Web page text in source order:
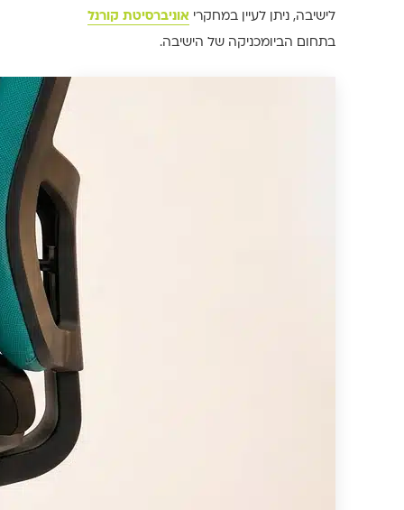
לישיבה, ניתן לעיין במחקרי אוניברסיטת קורנל
בתחום הביומכניקה של הישיבה.